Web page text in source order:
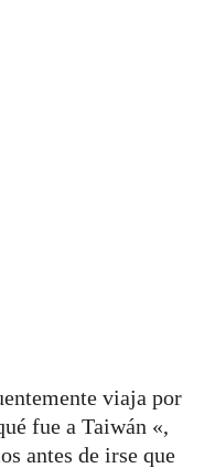
viaja por
fue a Taiwán «,
antes de irse que